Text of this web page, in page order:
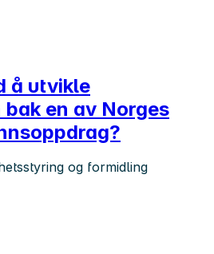
å utvikle
en av Norges
og formidling